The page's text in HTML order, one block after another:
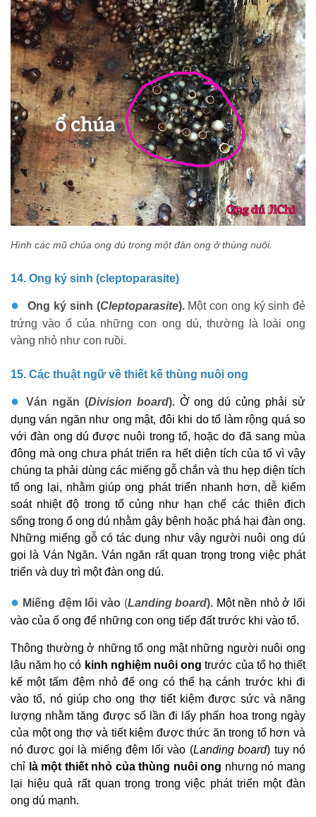
Hình các mũ chúa ong dú trong một đàn ong ở thùng nuôi.
14. Ong ký sinh (cleptoparasite)
● Ong ký sinh (Cleptoparasite).Một con ong ký sinh đẻ
trứng vào ổ của những con ong dú, thường là loài ong
vàng nhỏ như con ruồi.
15. Các thuật ngữ về thiết kế thùng nuôi ong
● Ván ngăn (Division board). Ở ong dú củng phải sử
dụng ván ngăn như ong mật, đôi khi do tổ làm rộng quá so
với đàn ong dú được nuôi trong tổ, hoặc do đã sang mùa
đông mà ong chưa phát triển ra hết diện tích của tổ vì vậy
chúng ta phải dùng các miếng gỗ chắn và thu hẹp diện tích
tổ ong lại, nhằm giúp ong phát triển nhanh hơn, dễ kiểm
soát nhiệt độ trong tổ củng như hạn chế các thiên địch
sống trong ổ ong dú nhằm gây bệnh hoặc phá hại đàn ong.
Những miếng gỗ có tác dụng như vậy người nuôi ong dú
gọi là Ván Ngăn. Ván ngăn rất quan trọng trong việc phát
triển và duy trì một đàn ong dú.
● Miếng đệm lối vào(Landing board). Một nền nhỏ ở lối
vào của ổ ong để những con ong tiếp đất trước khi vào tổ.
Thông thường ở những tổ ong mật những người nuôi ong
lâu năm họ có kinh nghiệm nuôi ong trước của tổ họ thiết
kế một tấm đệm nhỏ để ong có thể hạ cánh trước khi đi
vào tổ, nó giúp cho ong thợ tiết kiệm được sức và năng
lượng nhằm tăng được số lần đi lấy phấn hoa trong ngày
của một ong thợ và tiết kiệm được thức ăn trong tổ hơn và
nó được gọi là miếng đệm lối vào (Landing board) tuy nó
chỉ là một thiết nhỏ của thùng nuôi ong nhưng nó mang
lại hiệu quả rất quan trọng trong việc phát triển một đàn
ong dú mạnh.